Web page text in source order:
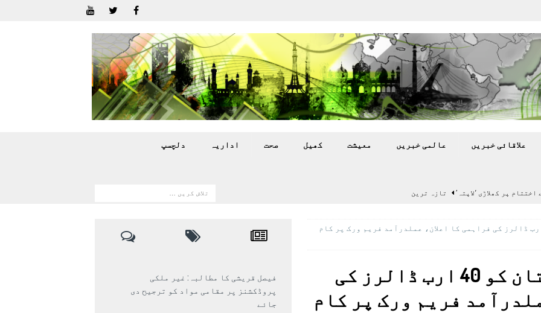
علاقائی خبريں عالمی خبريں معيشت کھيل صحت اداريہ دلچسپ
پر کھلاڑی ‘لاپتہ’ تازہ ترين
گرمی’ کی لپیٹ میں تازہ ترين
غیر ملکی پروڈکشنز پر مقامی مواد کو ترجیح دی جائے
بینک کا پاکستان کو 40 ارب ڈالرز کی فراہمی کا اعلان، عملدرآمد فریم ورک پر کام
ورلڈ بینک کا پاکستان کو 40 ارب ڈالرز کی
فریم ورک پر کام
فیصل قریشی کا مطالبہ: غیر ملکی
پروڈکشنز پر مقامی مواد کو ترجیح دی
جائے